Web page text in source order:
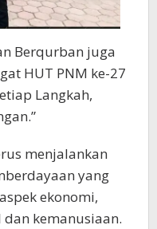
Berqurban juga
HUT PNM ke-27
Langkah,
menjalankan
yang
ekonomi,
kemanusiaan.